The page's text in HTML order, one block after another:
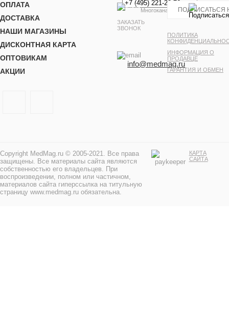
ОПЛАТА
ДОСТАВКА
НАШИ МАГАЗИНЫ
ДИСКОНТНАЯ КАРТА
ОПТОВИКАМ
АКЦИИ
Многоканальный
ЗАКАЗАТЬ
ЗВОНОК
info@medmag.ru
ПОЛИТИКА
ИНФОРМАЦИЯ О
ПРОДАВЦЕ
ГАРАНТИЯ И ОБМЕН
Copyright MedMag.ru © 2005-2021. Все права
защищены. Все материалы сайта являются
собственностью его владельцев. При
воспроизведении, полном или частичном,
материалов сайта гиперссылка на титульную
страницу www.medmag.ru обязательна.
КАРТА
САЙТА